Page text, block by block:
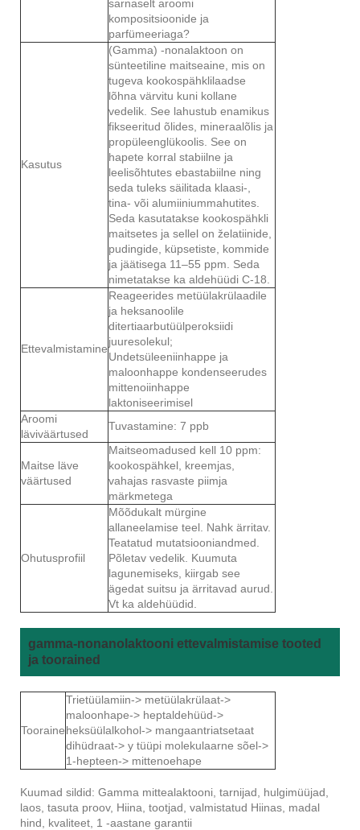
sarnaselt aroomi
kompositsioonide ja
parfümeeriaga?
Kasutus
(Gamma) -nonalaktoon on
sünteetiline maitseaine, mis on
tugeva kookospähklilaadse
lõhna värvitu kuni kollane
vedelik. See lahustub enamikus
fikseeritud õlides, mineraalõlis ja
propüleenglükoolis. See on
hapete korral stabiilne ja
leelisõhtutes ebastabiilne ning
seda tuleks säilitada klaasi-,
tina- või alumiiniummahutites.
Seda kasutatakse kookospähkli
maitsetes ja sellel on želatiinide,
pudingide, küpsetiste, kommide
ja jäätisega 11–55 ppm. Seda
nimetatakse ka aldehüüdi C-18.
Ettevalmistamine
Reageerides metüülakrülaadile
ja heksanoolile
ditertiaarbutüülperoksiidi
juuresolekul;
Undetsüleeniinhappe ja
maloonhappe kondenseerudes
mittenoiinhappe
laktoniseerimisel
Aroomi
läviväärtused
Tuvastamine: 7 ppb
Maitse läve
väärtused
Maitseomadused kell 10 ppm:
kookospähkel, kreemjas,
vahajas rasvaste piimja
märkmetega
Ohutusprofiil
Mõõdukalt mürgine
allaneelamise teel. Nahk ärritav.
Teatatud mutatsiooniandmed.
Põletav vedelik. Kuumuta
lagunemiseks, kiirgab see
ägedat suitsu ja ärritavad aurud.
Vt ka aldehüüdid.
gamma-nonanolaktooni ettevalmistamise tooted
ja toorained
Tooraine
Trietüülamiin-> metüülakrülaat->
maloonhape-> heptaldehüüd->
heksüülalkohol-> mangaantriatsetaat
dihüdraat-> y tüüpi molekulaarne sõel->
1-hepteen-> mittenoehape
Kuumad sildid: Gamma mittealaktooni, tarnijad, hulgimüüjad,
laos, tasuta proov, Hiina, tootjad, valmistatud Hiinas, madal
hind, kvaliteet, 1 -aastane garantii